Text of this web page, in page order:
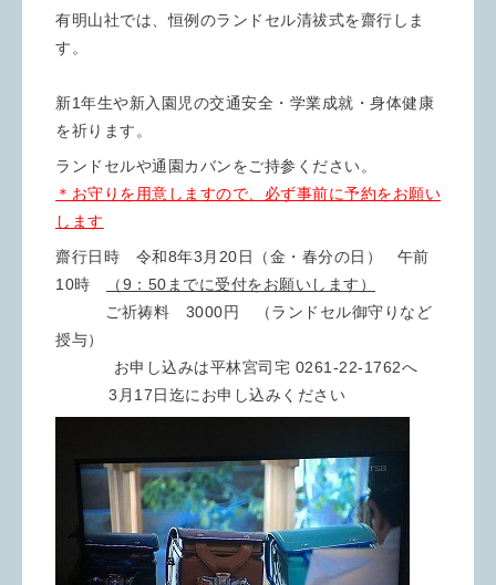
有明山社では、恒例のランドセル清祓式を齋行しま
す。
新1年生や新入園児の交通安全・学業成就・身体健康
を祈ります。
ランドセルや通園カバンをご持参ください。
＊お守りを用意しますので、必ず事前に予約をお願い
します
齋行日時 令和8年3月20日（金・春分の日） 午前
10時
（9：50までに受付をお願いします）
ご祈祷料 3000円 （ランドセル御守りなど
授与）
お申し込みは平林宮司宅 0261-22-1762へ
3月17日迄にお申し込みください